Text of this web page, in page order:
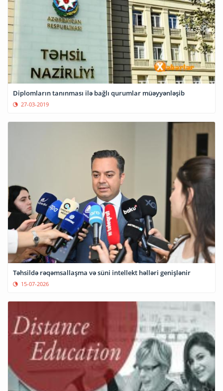
Diplomların tanınması ilə bağlı qurumlar müəyyənləşib
27-03-2019
Təhsildə rəqəmsallaşma və süni intellekt həlləri genişlənir
15-07-2026